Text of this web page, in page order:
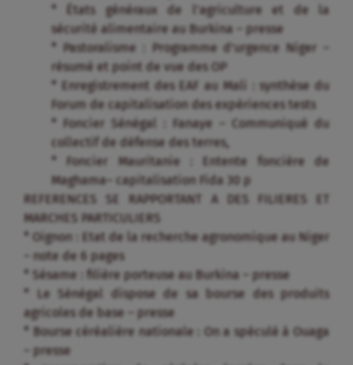
* États généraux de l’agriculture et de la
sécurité alimentaire au Burkina – presse
* Pastoralisme : Programme d’urgence Niger –
résumé et point de vue des OP
* Enregistrement des EAF au Mali : synthèse du
Forum de capitalisation des expériences tests
* Foncier Sénégal : Fanaye – Communiqué du
collectif de défense des terres,
* Foncier Mauritanie : Entente foncière de
Maghama– capitalisation Fida 30 p
REFERENCES SE RAPPORTANT A DES FILIERES ET
MARCHES PARTICULIERS
* Oignon : Etat de la recherche agronomique au Niger
– note de 6 pages
* Sésame : filière porteuse au Burkina – presse
* Le Sénégal dispose de sa bourse des produits
agricoles de base – presse
* Bourse céréalière nationale : On a spéculé à Ouaga
– presse